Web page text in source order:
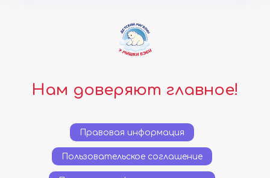
Нам доверяют главное!
Правовая информация
Пользовательское соглашение